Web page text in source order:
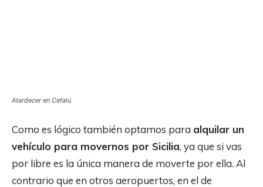
Atardecer en Cefalú
Como es lógico también optamos para alquilar un
vehículo para movernos por Sicilia, ya que si vas
por libre es la única manera de moverte por ella. Al
contrario que en otros aeropuertos, en el de